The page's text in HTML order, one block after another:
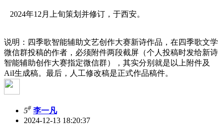
2024年12月上旬策划并修订，于西安。
说明：四季歌智能辅助文艺创作大赛新诗作品，在四季歌文学
微信群投稿的作者，必须附件两段截屏（个人投稿时发给新诗
智能辅助创作大赛指定微信群），其实分别就是以上附件及
AiI生成稿。最后，人工修改稿是正式作品稿件。
5# 李一凡
2024-12-13 18:20:37